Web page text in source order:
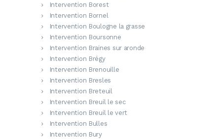
Intervention Borest
Intervention Bornel
Intervention Boulogne la grasse
Intervention Boursonne
Intervention Braines sur aronde
Intervention Brégy
Intervention Brenouille
Intervention Bresles
Intervention Breteuil
Intervention Breuil le sec
Intervention Breuil le vert
Intervention Bulles
Intervention Bury